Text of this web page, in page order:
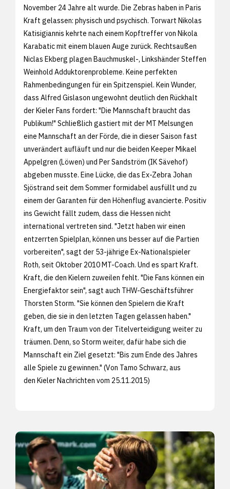
November 24 Jahre alt wurde. Die Zebras haben in Paris
Kraft gelassen: physisch und psychisch. Torwart Nikolas
Katisigiannis kehrte nach einem Kopftreffer von Nikola
Karabatic mit einem blauen Auge zurück. Rechtsaußen
Niclas Ekberg plagen Bauchmuskel-, Linkshänder Steffen
Weinhold Adduktorenprobleme. Keine perfekten
Rahmenbedingungen für ein Spitzenspiel. Kein Wunder,
dass Alfred Gislason ungewohnt deutlich den Rückhalt
der Kieler Fans fordert: "Die Mannschaft braucht das
Publikum!" Schließlich gastiert mit der MT Melsungen
eine Mannschaft an der Förde, die in dieser Saison fast
unverändert aufläuft und nur die beiden Keeper Mikael
Appelgren (Löwen) und Per Sandström (IK Sävehof)
abgeben musste. Eine Lücke, die das Ex-Zebra Johan
Sjöstrand seit dem Sommer formidabel ausfüllt und zu
einem der Garanten für den Höhenflug avancierte. Positiv
ins Gewicht fällt zudem, dass die Hessen nicht
international vertreten sind. "Jetzt haben wir einen
entzerrten Spielplan, können uns besser auf die Partien
vorbereiten", sagt der 53-jährige Ex-Nationalspieler
Roth, seit Oktober 2010 MT-Coach. Und es spart Kraft.
Kraft, die den Kielern zuweilen fehlt. "Die Fans können ein
Energiefaktor sein", sagt auch THW-Geschäftsführer
Thorsten Storm. "Sie können den Spielern die Kraft
geben, die sie in den letzten Tagen gelassen haben."
Kraft, um den Traum von der Titelverteidigung weiter zu
träumen. Denn, so Storm weiter, dafür habe sich die
Mannschaft ein Ziel gesetzt: "Bis zum Ende des Jahres
alle Spiele zu gewinnen." (Von Tamo Schwarz, aus
den Kieler Nachrichten vom 25.11.2015)